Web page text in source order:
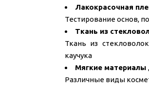
Лакокрасочная
Тестирование основ,
Ткань из
Ткань из
каучука
Мягкие материалы
Различные виды